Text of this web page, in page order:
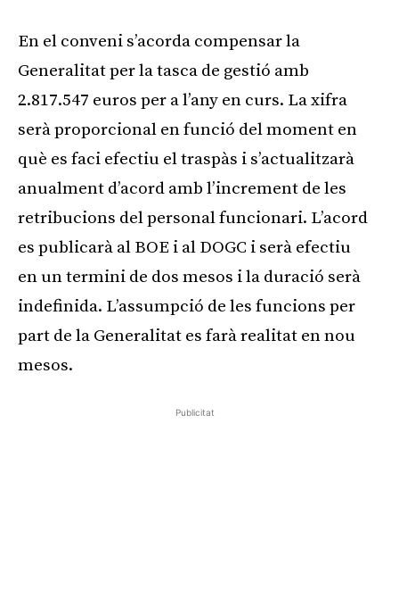
En el conveni s’acorda compensar la
Generalitat per la tasca de gestió amb
2.817.547 euros per a l’any en curs. La xifra
serà proporcional en funció del moment en
què es faci efectiu el traspàs i s’actualitzarà
anualment d’acord amb l’increment de les
retribucions del personal funcionari. L’acord
es publicarà al BOE i al DOGC i serà efectiu
en un termini de dos mesos i la duració serà
indefinida. L’assumpció de les funcions per
part de la Generalitat es farà realitat en nou
mesos.
Publicitat